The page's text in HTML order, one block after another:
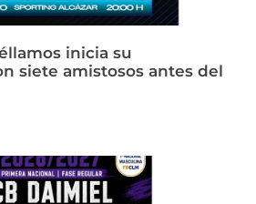
inicia su
siete amistosos antes del